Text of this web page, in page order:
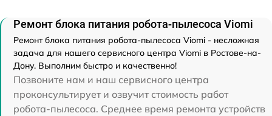
Ремонт блока питания робота-пылесоса Viomi
Ремонт блока питания робота-пылесоса Viomi - несложная
задача для нашего сервисного центра Viomi в Ростове-на-
Дону. Выполним быстро и качественно!
Позвоните нам и наш сервисного центра
проконсультирует и озвучит стоимость работ
робота-пылесоса. Среднее время ремонта устройств